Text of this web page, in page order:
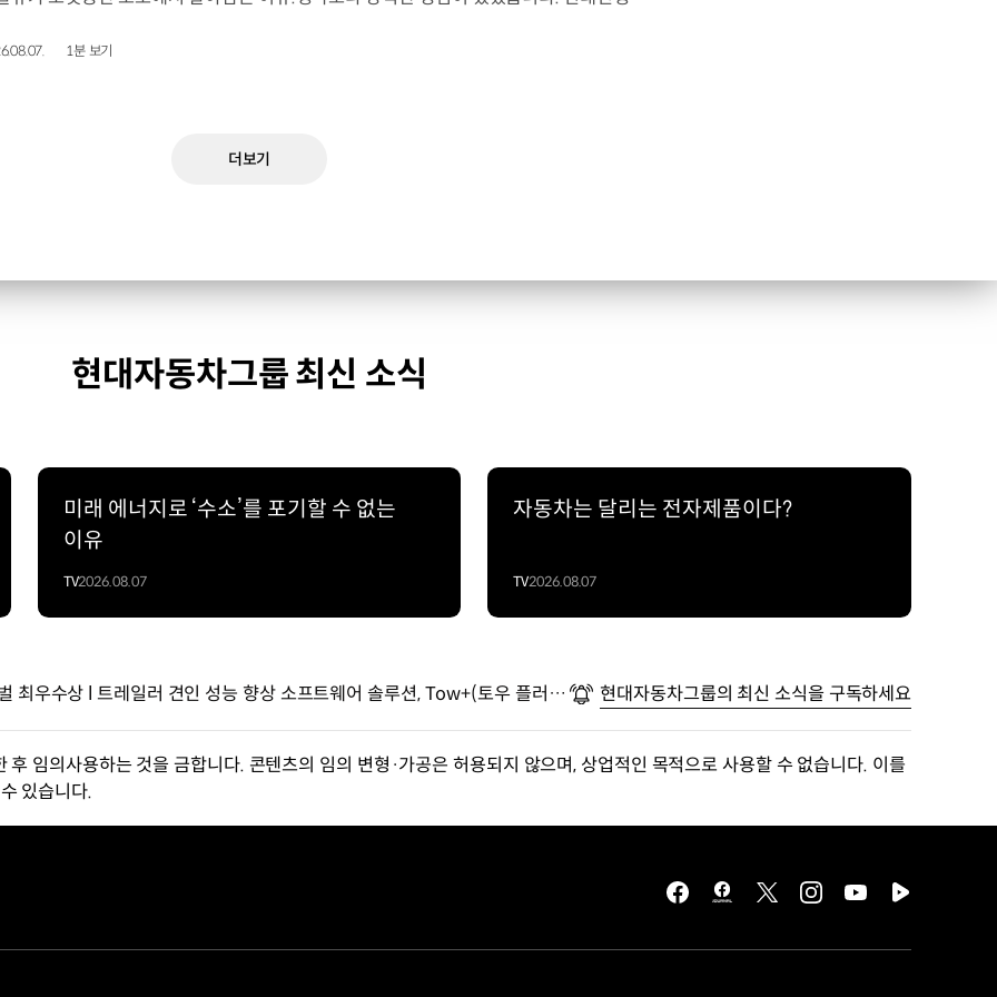
1분 보기
더보기
현대자동차그룹 최신 소식
미래 에너지로 ‘수소’를 포기할 수 없는
이유
TV2026.08.07
자동차는 달리는 전자제품이다?
TV2026.08.07
최우수상 l 트레일러 견인 성능 향상 소프트웨어 솔루션, Tow+(토우 플러 현대자동차그룹의 최신 소식을 구독하세요
임의사용하는 것을 금합니다. 콘텐츠의 임의 변형·가공은 허용되지 않으며, 상업적인 목적으로 사용할 수 없습니다. 이를
있습니다.
facebook
hmg
facebook
twitterinstagramyoutubenaver